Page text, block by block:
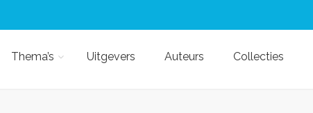
Thema’s Uitgevers Auteurs Collecties